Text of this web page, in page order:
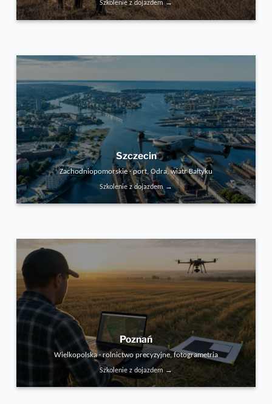
Szkolenie z dojazdem →
Szczecin
Zachodniopomorskie · port, Odra, wiatr Bałtyku
Szkolenie z dojazdem →
Poznań
Wielkopolska · rolnictwo precyzyjne, fotogrametria
Szkolenie z dojazdem →